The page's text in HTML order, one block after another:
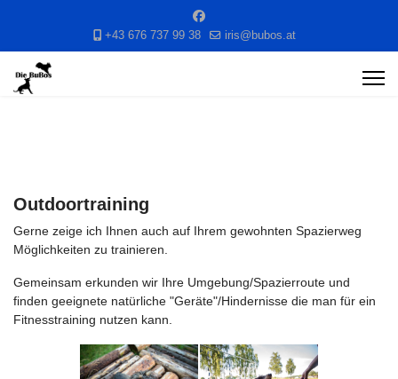
+43 676 737 99 38 iris@bubos.at
Outdoortraining
Gerne zeige ich Ihnen auch auf Ihrem gewohnten Spazierweg
Möglichkeiten zu trainieren.
Gemeinsam erkunden wir Ihre Umgebung/Spazierroute und
finden geeignete natürliche "Geräte"/Hindernisse die man für ein
Fitnesstraining nutzen kann.